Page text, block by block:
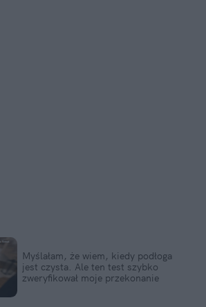
Myślałam, że wiem, kiedy podłoga
jest czysta. Ale ten test szybko
zweryfikował moje przekonanie